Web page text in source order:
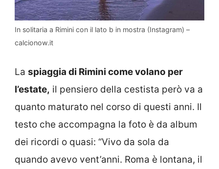
In solitaria a Rimini con il lato b in mostra (Instagram) –
calcionow.it
La spiaggia di Rimini come volano per
l’estate, il pensiero della cestista però va a
quanto maturato nel corso di questi anni. Il
testo che accompagna la foto è da album
dei ricordi o quasi: “Vivo da sola da
quando avevo vent’anni. Roma è lontana, il